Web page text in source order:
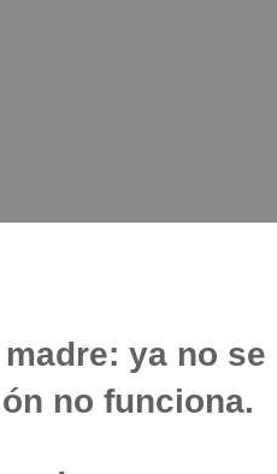
ya no se
no funciona.